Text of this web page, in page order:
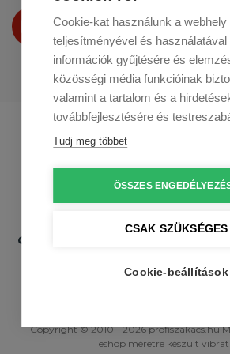
Cookie-kat használunk a webhely
teljesítményével és
információk gyűjtésére és
közösségi média funkcióinak
valamint a tartalom és a
továbbfejlesztésére és
Tudj meg többet
ÖSSZES
CSAK SZÜKSÉGES
Cookie-beállítások
Termékeinket
a Youtube-on is
Profikuchar.sk
Copyright © 2010 - 2026 profiszakacs.hu
eshop méretre készült